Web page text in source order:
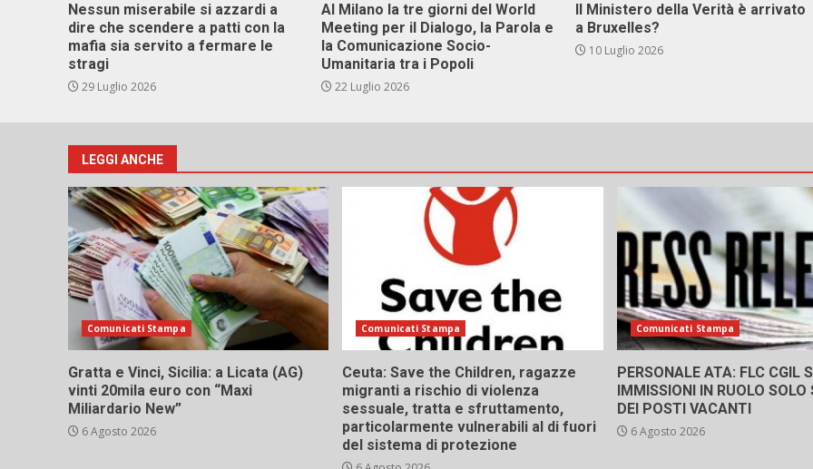
Nessun miserabile si azzardi a
dire che scendere a patti con la
mafia sia servito a fermare le
stragi
29 Luglio 2026
Al Milano la tre giorni del World
Meeting per il Dialogo, la Parola e
la Comunicazione Socio-
Umanitaria tra i Popoli
22 Luglio 2026
Il Ministero della Verità è arrivato
a Bruxelles?
10 Luglio 2026
LEGGI ANCHE
Comunicati Stampa
Gratta e Vinci, Sicilia: a Licata (AG)
vinti 20mila euro con “Maxi
Miliardario New”
6 Agosto 2026
Comunicati Stampa
Ceuta: Save the Children, ragazze
migranti a rischio di violenza
sessuale, tratta e sfruttamento,
particolarmente vulnerabili al di fuori
del sistema di protezione
Comunicati Stampa
PERSONALE ATA: FLC CGIL
IMMISSIONI IN RUOLO SOLO
DEI POSTI VACANTI
6 Agosto 2026